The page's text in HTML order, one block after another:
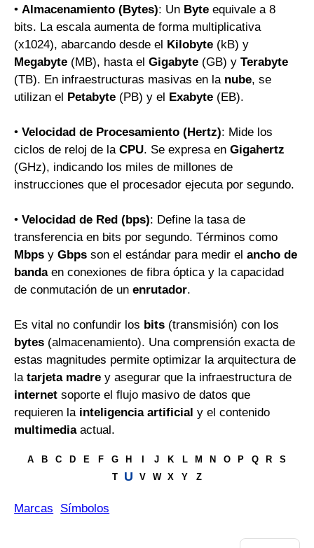
•Almacenamiento (Bytes): Un Byte equivale a 8
bits. La escala aumenta de forma multiplicativa
(x1024), abarcando desde el Kilobyte (kB) y
Megabyte (MB), hasta elGigabyte (GB) yTerabyte
(TB). En infraestructuras masivas en la nube, se
utilizan el Petabyte (PB) y el Exabyte (EB).
•Velocidad de Procesamiento (Hertz): Mide los
ciclos de reloj de laCPU. Se expresa enGigahertz
(GHz), indicando los miles de millones de
instrucciones que el procesador ejecuta por segundo.
•Velocidad de Red (bps): Define la tasa de
transferencia en bits por segundo. Términos como
Mbps yGbps son el estándar para medir elancho de
bandaen conexiones de fibra óptica y la capacidad
de conmutación de unenrutador.
Es vital no confundir los bits (transmisión) con los
bytes (almacenamiento). Una comprensión exacta de
estas magnitudes permite optimizar la arquitectura de
latarjeta madre y asegurar que la infraestructura de
internet soporte el flujo masivo de datos que
requieren la inteligencia artificial y el contenido
multimediaactual.
A B C D E F G H J K L M N O P Q R
S
T
U V W X Y Z
Marcas Símbolos